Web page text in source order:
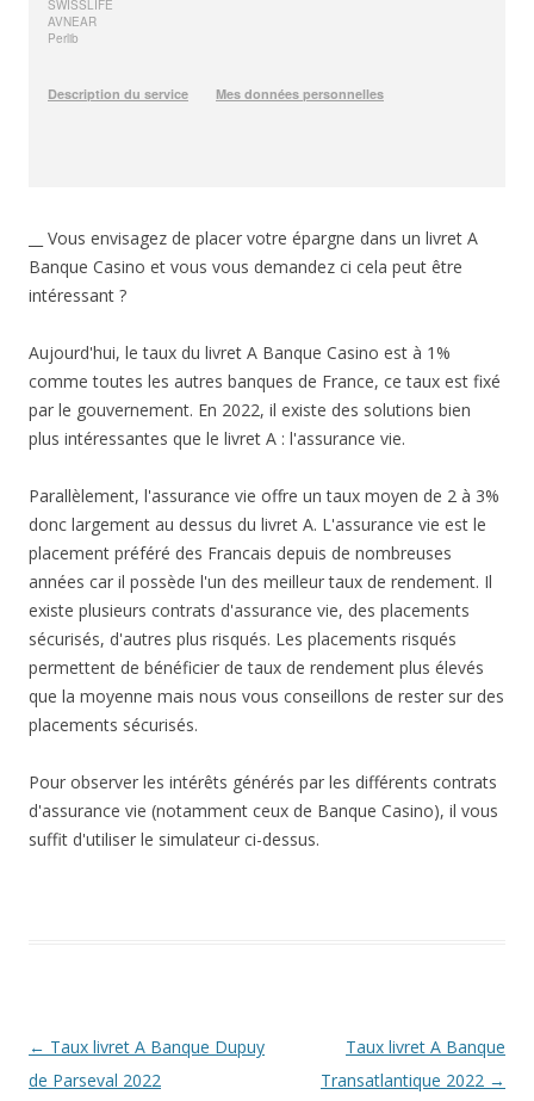
__ Vous envisagez de placer votre épargne dans un livret A
Banque Casino et vous vous demandez ci cela peut être
intéressant ?
Aujourd'hui, le taux du livret A Banque Casino est à 1%
comme toutes les autres banques de France, ce taux est fixé
par le gouvernement. En 2022, il existe des solutions bien
plus intéressantes que le livret A : l'assurance vie.
Parallèlement, l'assurance vie offre un taux moyen de 2 à 3%
donc largement au dessus du livret A. L'assurance vie est le
placement préféré des Francais depuis de nombreuses
années car il possède l'un des meilleur taux de rendement. Il
existe plusieurs contrats d'assurance vie, des placements
sécurisés, d'autres plus risqués. Les placements risqués
permettent de bénéficier de taux de rendement plus élevés
que la moyenne mais nous vous conseillons de rester sur des
placements sécurisés.
Pour observer les intérêts générés par les différents contrats
d'assurance vie (notamment ceux de Banque Casino), il vous
suffit d'utiliser le simulateur ci-dessus.
Navigation
des
← Taux livret A Banque Dupuy
de Parseval 2022
Taux livret A Banque
Transatlantique 2022 →